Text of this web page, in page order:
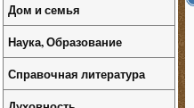
Дом и семья
Наука, Образование
Справочная литература